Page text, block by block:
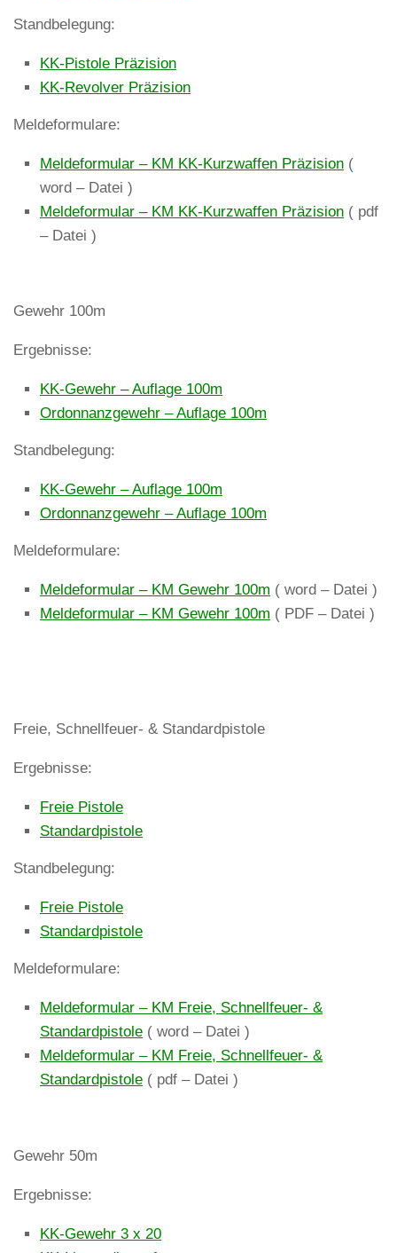
Standbelegung:
KK-Pistole Präzision
KK-Revolver Präzision
Meldeformulare:
Meldeformular – KM KK-Kurzwaffen Präzision (
word – Datei )
Meldeformular – KM KK-Kurzwaffen Präzision ( pdf
– Datei )
Gewehr 100m
Ergebnisse:
KK-Gewehr – Auflage 100m
Ordonnanzgewehr – Auflage 100m
Standbelegung:
KK-Gewehr – Auflage 100m
Ordonnanzgewehr – Auflage 100m
Meldeformulare:
Meldeformular – KM Gewehr 100m ( word – Datei )
Meldeformular – KM Gewehr 100m ( PDF – Datei )
Freie, Schnellfeuer- & Standardpistole
Ergebnisse:
Freie Pistole
Standardpistole
Standbelegung:
Freie Pistole
Standardpistole
Meldeformulare:
Meldeformular – KM Freie, Schnellfeuer- &
Standardpistole ( word – Datei )
Meldeformular – KM Freie, Schnellfeuer- &
Standardpistole ( pdf – Datei )
Gewehr 50m
Ergebnisse:
KK-Gewehr 3 x 20